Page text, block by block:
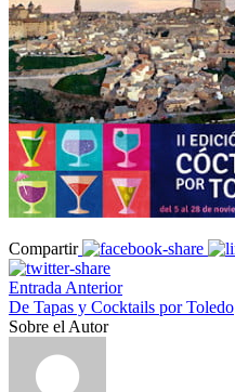
Compartir
Entrada Anterior
De Tapas y Cocktails por Toledo
Sobre el Autor